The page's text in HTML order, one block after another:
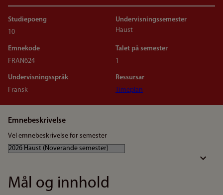
Studiepoeng
10
Undervisningssemester
Haust
Emnekode
FRAN624
Talet på semester
1
Undervisningsspråk
Fransk
Ressursar
Timeplan
Emnebeskrivelse
Vel emnebeskrivelse for semester
Mål og innhold